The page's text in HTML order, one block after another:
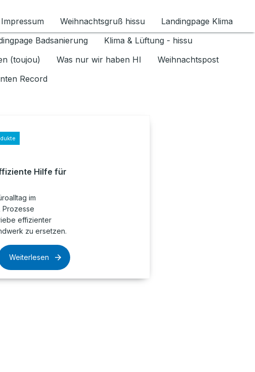
für Datenschutz 1.6.2026 umschalten
Impressum Weihnachtsgruß hissu
Landingpage Klima
Badsanierung
Klima & Lüftung - hissu
(toujou) Was nur wir haben HI
Weihnachtspost
Record
Hilfe für
im
Prozesse
effizienter
zu ersetzen.
Weiterlesen